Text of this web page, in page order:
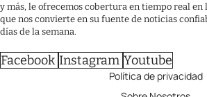
y más, le ofrecemos cobertura en tiempo real en
que nos convierte en su fuente de noticias
días de la semana.
Facebook Instagram Youtube
Política de privacidad